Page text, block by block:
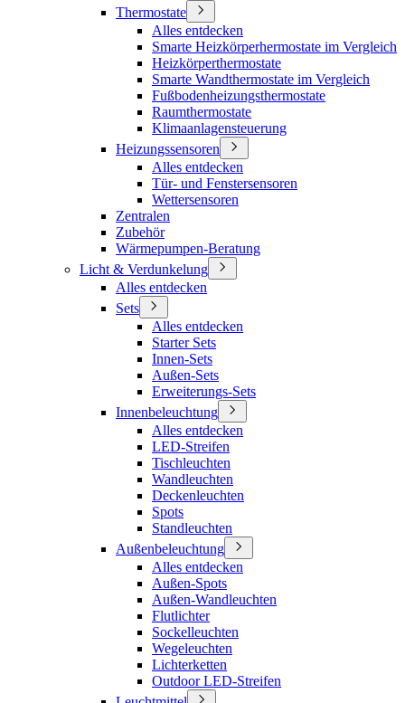
Thermostate
Alles entdecken
Smarte Heizkörperhermostate im Vergleich
Heizkörperthermostate
Smarte Wandthermostate im Vergleich
Fußbodenheizungsthermostate
Raumthermostate
Klimaanlagensteuerung
Heizungssensoren
Alles entdecken
Tür- und Fenstersensoren
Wettersensoren
Zentralen
Zubehör
Wärmepumpen-Beratung
Licht & Verdunkelung
Alles entdecken
Sets
Alles entdecken
Starter Sets
Innen-Sets
Außen-Sets
Erweiterungs-Sets
Innenbeleuchtung
Alles entdecken
LED-Streifen
Tischleuchten
Wandleuchten
Deckenleuchten
Spots
Standleuchten
Außenbeleuchtung
Alles entdecken
Außen-Spots
Außen-Wandleuchten
Flutlichter
Sockelleuchten
Wegeleuchten
Lichterketten
Outdoor LED-Streifen